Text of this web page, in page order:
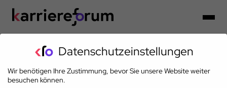
Partner der Karriereoffensive 2026
Datenschutzeinstellungen
Wir benötigen Ihre Zustimmung, bevor Sie unsere Website weiter
besuchen können.